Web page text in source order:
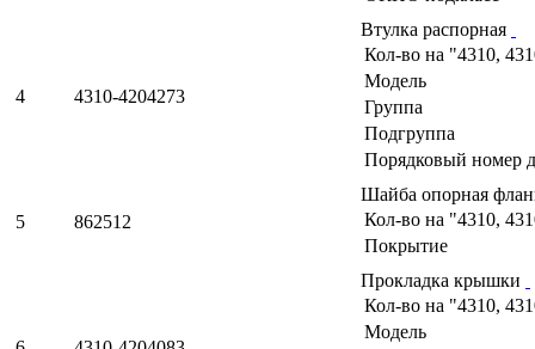
4 4310-4204273
Втулка распорная
Кол-во на "4310,
Модель
Группа
Подгруппа
Порядковый номер
5 862512
Шайба опорная
Кол-во на "4310,
Покрытие
Прокладка крышки
Кол-во на "4310,
Модель